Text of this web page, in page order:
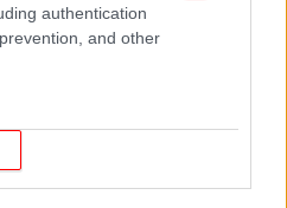
authentication
and other